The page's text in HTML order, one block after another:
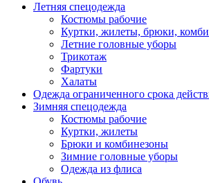
Летняя спецодежда
Костюмы рабочие
Куртки, жилеты, брюки,
Летние головные уборы
Трикотаж
Фартуки
Халаты
Одежда ограниченного срока
Зимняя спецодежда
Костюмы рабочие
Куртки, жилеты
Брюки и комбинезоны
Зимние головные уборы
Одежда из флиса